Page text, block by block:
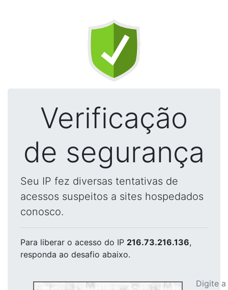
Verificação
de segurança
Seu IP fez diversas tentativas de
acessos suspeitos a sites hospedados
conosco.
Para liberar o acesso do IP 216.73.216.136,
responda ao desafio abaixo.
Digite